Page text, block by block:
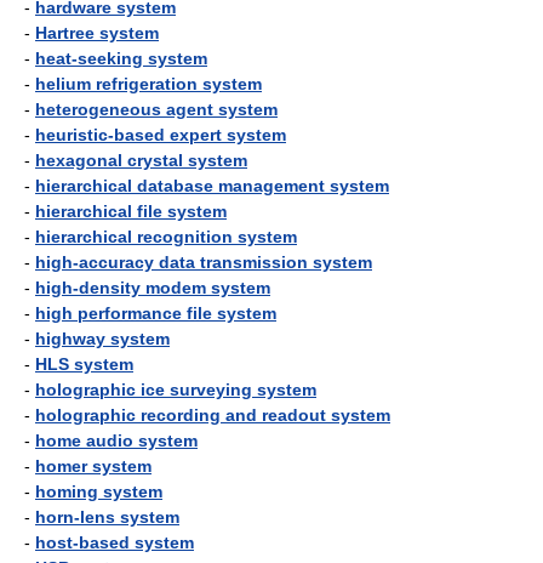
- hardware system
- Hartree system
- heat-seeking system
- helium refrigeration system
- heterogeneous agent system
- heuristic-based expert system
- hexagonal crystal system
- hierarchical database management system
- hierarchical file system
- hierarchical recognition system
- high-accuracy data transmission system
- high-density modem system
- high performance file system
- highway system
- HLS system
- holographic ice surveying system
- holographic recording and readout system
- home audio system
- homer system
- homing system
- horn-lens system
- host-based system